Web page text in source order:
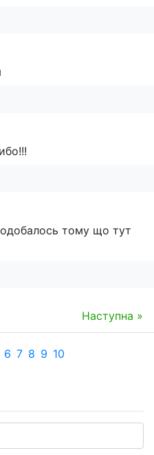
тому що тут
Наступна »
6 7 8 9 10